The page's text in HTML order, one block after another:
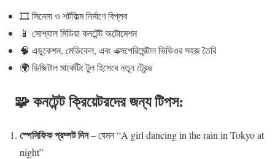
🎞️ সিনেমা ও শর্টফিল্ম নির্মাণে বিপ্লব
📱 সোশ্যাল মিডিয়া কনটেন্ট অটোমেশন
🧠 এডুকেশন, মেডিকেল, এবং এক্সপেরিমেন্টাল ভিডিওর সহজ তৈরি
🌍 ডিজিটাল মার্কেটিং টুল হিসেবে নতুন ট্রেন্ড
🧩 কনটেন্ট ক্রিয়েটরদের জন্য টিপস:
স্পেসিফিক প্রম্পট দিন– যেমন “A girl dancing in the rain in Tokyo at
night”